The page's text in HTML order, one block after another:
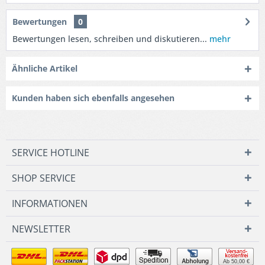
Bewertungen
0
Bewertungen lesen, schreiben und diskutieren... mehr
Ähnliche Artikel
Kunden haben sich ebenfalls angesehen
SERVICE HOTLINE
SHOP SERVICE
INFORMATIONEN
NEWSLETTER
Ab 50,00 €